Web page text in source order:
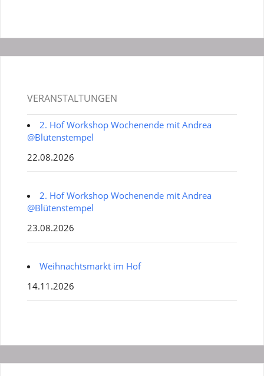
VERANSTALTUNGEN
2. Hof Workshop Wochenende mit Andrea
@Blütenstempel
22.08.2026
2. Hof Workshop Wochenende mit Andrea
@Blütenstempel
23.08.2026
Weihnachtsmarkt im Hof
14.11.2026